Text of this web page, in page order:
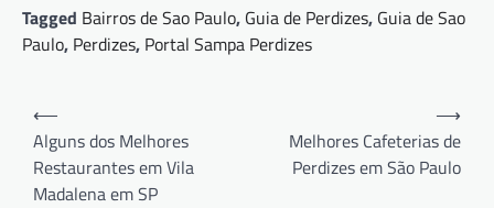
Tagged Bairros de Sao Paulo, Guia de Perdizes, Guia de Sao
Paulo, Perdizes, Portal Sampa Perdizes
Navegação
de
Post
⟵
Alguns dos Melhores
Restaurantes em Vila
Madalena em SP
Melhores Cafeterias de
Perdizes em São Paulo
⟶